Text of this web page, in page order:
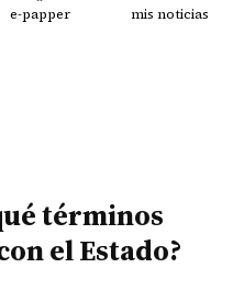
e-papper mis noticias
términos
el Estado?